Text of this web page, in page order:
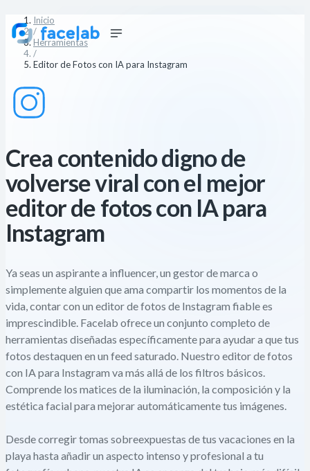
Inicio
/
Herramientas
/
Editor de Fotos con IA para Instagram
Crea contenido digno de
volverse viral con el mejor
editor de fotos con IA para
Instagram
Ya seas un aspirante a influencer, un gestor de marca o
simplemente alguien que ama compartir los momentos de la
vida, contar con un editor de fotos de Instagram fiable es
imprescindible. Facelab ofrece un conjunto completo de
herramientas diseñadas específicamente para ayudar a que tus
fotos destaquen en un feed saturado. Nuestro editor de fotos
con IA para Instagram va más allá de los filtros básicos.
Comprende los matices de la iluminación, la composición y la
estética facial para mejorar automáticamente tus imágenes.
Desde corregir tomas sobreexpuestas de tus vacaciones en la
playa hasta añadir un aspecto intenso y profesional a tu